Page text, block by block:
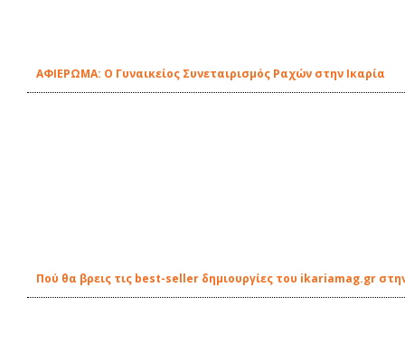
ΑΦΙΕΡΩΜΑ: Ο Γυναικείος Συνεταιρισμός Ραχών στην Ικαρία
Πού θα βρεις τις best-seller δημιουργίες του ikariamag.gr